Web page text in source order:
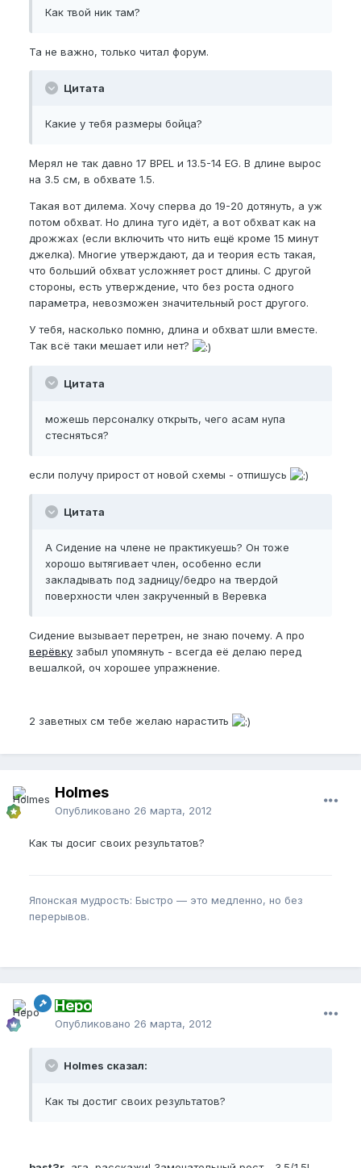
Как твой ник там?
Та не важно, только читал форум.
Цитата
Какие у тебя размеры бойца?
Мерял не так давно 17 BPEL и 13.5-14 EG. В длине вырос
на 3.5 см, в обхвате 1.5.
Такая вот дилема. Хочу сперва до 19-20 дотянуть, а уж
потом обхват. Но длина туго идёт, а вот обхват как на
дрожжах (если включить что нить ещё кроме 15 минут
джелка). Многие утверждают, да и теория есть такая,
что больший обхват усложняет рост длины. С другой
стороны, есть утверждение, что без роста одного
параметра, невозможен значительный рост другого.
У тебя, насколько помню, длина и обхват шли вместе.
Так всё таки мешает или нет?
Цитата
можешь персоналку открыть, чего асам нупа
стесняться?
если получу прирост от новой схемы - отпишусь
Цитата
А Сидение на члене не практикуешь? Он тоже
хорошо вытягивает член, особенно если
закладывать под задницу/бедро на твердой
поверхности член закрученный в Веревка
Сидение вызывает перетрен, не знаю почему. А про
верёвку забыл упомянуть - всегда её делаю перед
вешалкой, оч хорошее упражнение.
2 заветных см тебе желаю нарастить
Holmes
Опубликовано 26 марта, 2012
Как ты досиг своих результатов?
Японская мудрость: Быстро — это медленно, но без
перерывов.
Неро
Опубликовано 26 марта, 2012
Holmes сказал:
Как ты достиг своих результатов?